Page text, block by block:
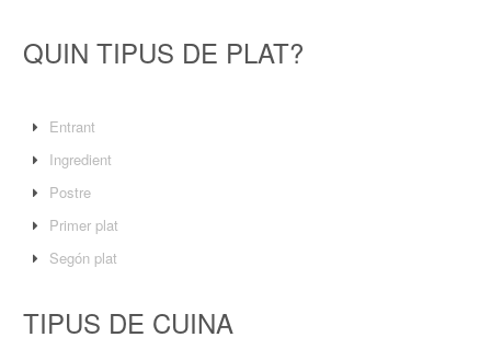
QUIN TIPUS DE PLAT?
Entrant
Ingredient
Postre
Primer plat
Segón plat
TIPUS DE CUINA